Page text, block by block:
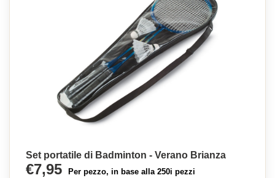
Set portatile di Badminton - Verano Brianza
€7,95 Per pezzo, in base alla 250i pezzi